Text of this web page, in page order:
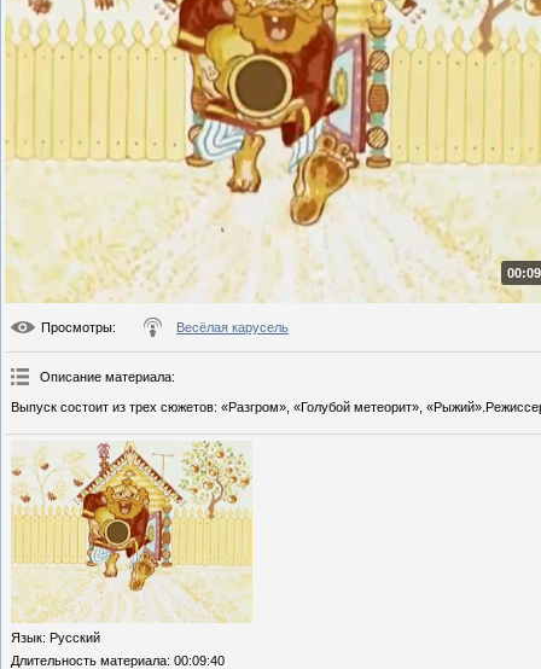
Просмотры: Весёлая карусель
Описание материала:
Выпуск состоит из трех сюжетов: «Разгром», «Голубой метеорит»,
Язык: Русский
Длительность материала: 00:09:40